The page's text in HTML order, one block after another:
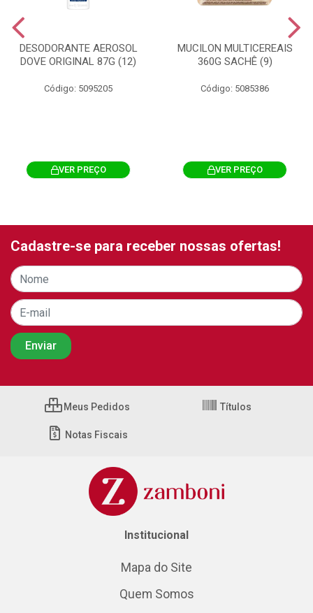
DESODORANTE AEROSOL
DOVE ORIGINAL 87G (12)
Código: 5095205
VER PREÇO
MUCILON MULTICEREAIS
360G SACHÊ (9)
Código: 5085386
VER PREÇO
Cadastre-se para receber nossas ofertas!
Meus Pedidos Títulos
Notas Fiscais
Institucional
Mapa do Site
Quem Somos